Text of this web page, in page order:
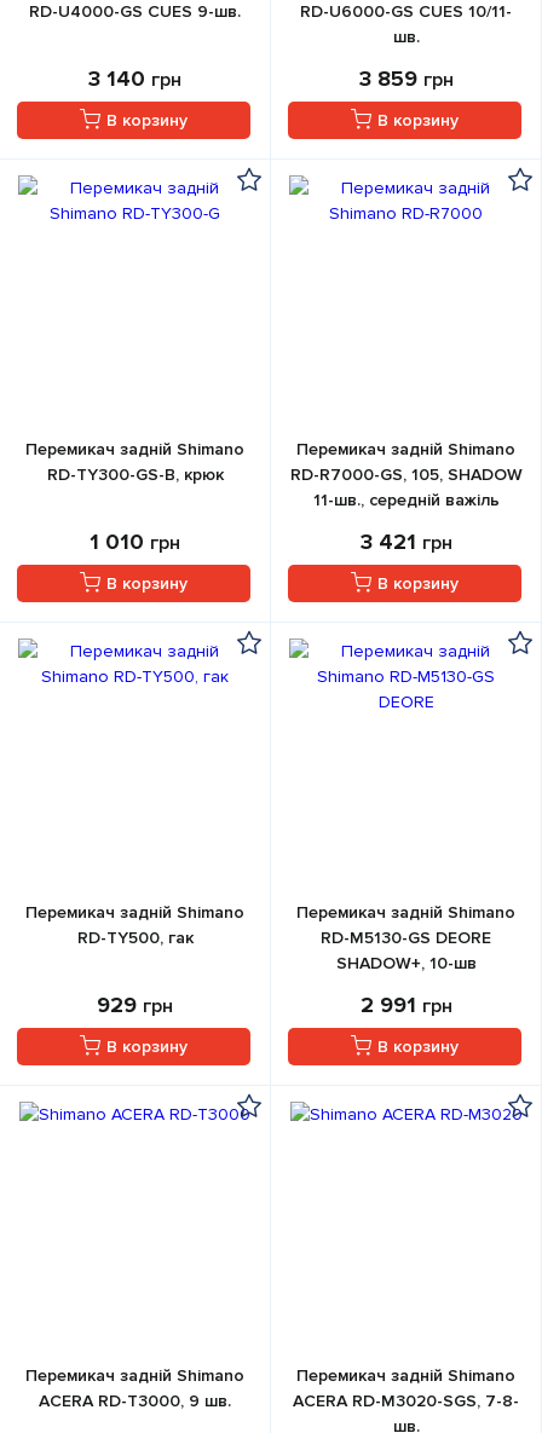
RD-U4000-GS CUES 9-шв.
3 140 грн
В корзину
RD-U6000-GS CUES 10/11-
шв.
3 859 грн
В корзину
Перемикач задній Shimano
RD-TY300-GS-B, крюк
1 010 грн
В корзину
Перемикач задній Shimano
RD-R7000-GS, 105, SHADOW
11-шв., середній важіль
3 421 грн
В корзину
Перемикач задній Shimano
RD-TY500, гак
929 грн
В корзину
Перемикач задній Shimano
RD-M5130-GS DEORE
SHADOW+, 10-шв
2 991 грн
В корзину
Перемикач задній Shimano
ACERA RD-T3000, 9 шв.
Перемикач задній Shimano
ACERA RD-M3020-SGS, 7-8-
шв.